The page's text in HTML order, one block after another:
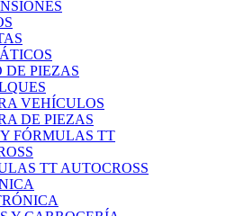
DE PIEZAS
VEHÍCULOS
DE PIEZAS
FÓRMULAS TT
TT AUTOCROSS